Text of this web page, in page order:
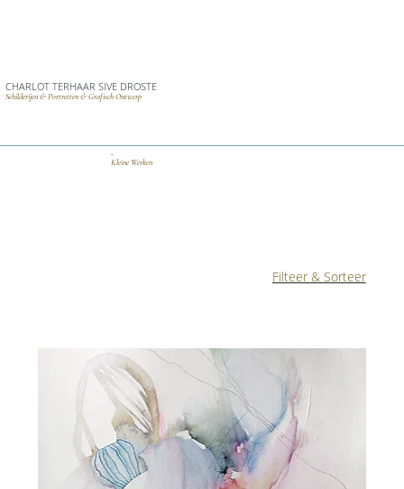
CHARLOT TERHAAR SIVE DROSTE
Schilderijen & Portretten & Grafisch Ontwerp
Kleine Werken
Filteer & Sorteer